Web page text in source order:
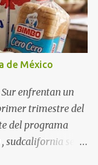
con un
el interés
destinos
(esperando
58%. Mulegé:
Ya no solo
de México
enfrentan un
trimestre del
del programa
sudcalifornia se